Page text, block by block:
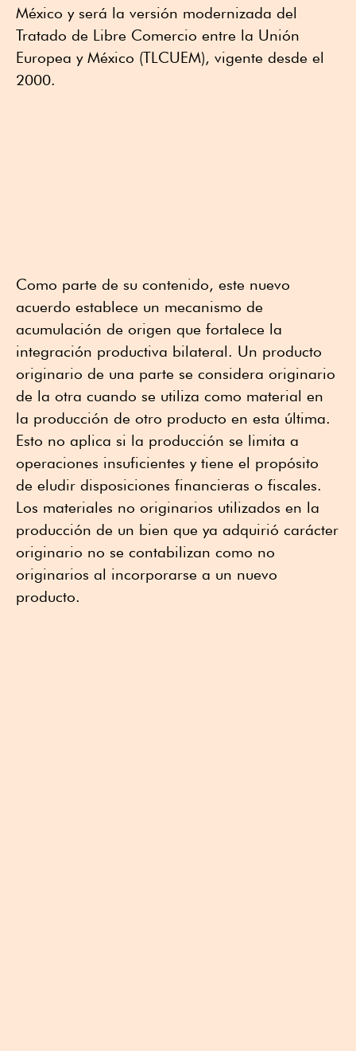
México y será la versión modernizada del
Tratado de Libre Comercio entre la Unión
Europea y México (TLCUEM), vigente desde el
2000.
Como parte de su contenido, este nuevo
acuerdo establece un mecanismo de
acumulación de origen que fortalece la
integración productiva bilateral. Un producto
originario de una parte se considera originario
de la otra cuando se utiliza como material en
la producción de otro producto en esta última.
Esto no aplica si la producción se limita a
operaciones insuficientes y tiene el propósito
de eludir disposiciones financieras o fiscales.
Los materiales no originarios utilizados en la
producción de un bien que ya adquirió carácter
originario no se contabilizan como no
originarios al incorporarse a un nuevo
producto.